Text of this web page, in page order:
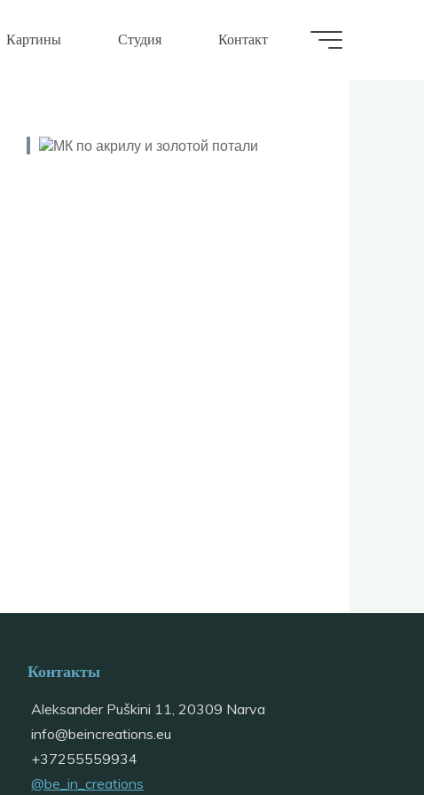
Картины Студия Контакт
Контакты
Aleksander Puškini 11, 20309 Narva
info@beincreations.eu
+37255559934
@be_in_creations